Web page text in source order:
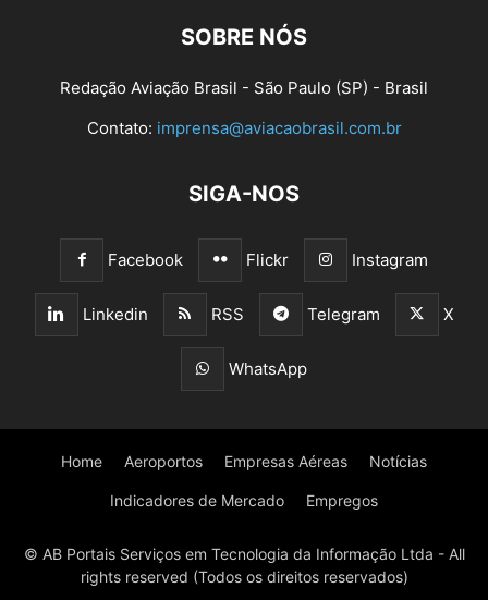
SOBRE NÓS
Redação Aviação Brasil - São Paulo (SP) - Brasil
Contato: imprensa@aviacaobrasil.com.br
SIGA-NOS
Facebook Flickr Instagram
Linkedin RSS Telegram X
WhatsApp
Home Aeroportos Empresas Aéreas Notícias
Indicadores de Mercado Empregos
© AB Portais Serviços em Tecnologia da Informação Ltda - All
rights reserved (Todos os direitos reservados)